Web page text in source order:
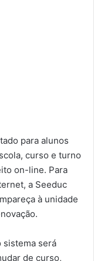
para alunos
curso e turno
on-line. Para
a Seeduc
à unidade
sistema será
de curso,